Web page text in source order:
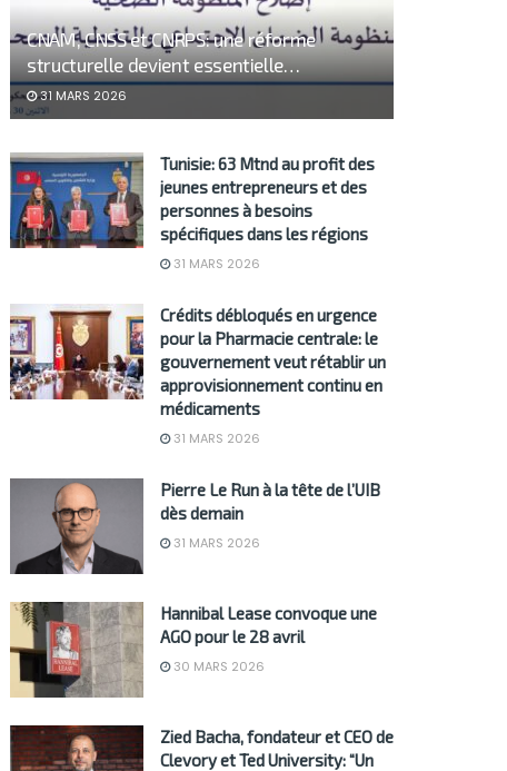
CNAM, CNSS et CNRPS: une réforme
structurelle devient essentielle…
31 MARS 2026
Tunisie: 63 Mtnd au profit des
jeunes entrepreneurs et des
personnes à besoins
spécifiques dans les régions
31 MARS 2026
Crédits débloqués en urgence
pour la Pharmacie centrale: le
gouvernement veut rétablir un
approvisionnement continu en
médicaments
31 MARS 2026
Pierre Le Run à la tête de l’UIB
dès demain
31 MARS 2026
Hannibal Lease convoque une
AGO pour le 28 avril
30 MARS 2026
Zied Bacha, fondateur et CEO de
Clevory et Ted University: “Un